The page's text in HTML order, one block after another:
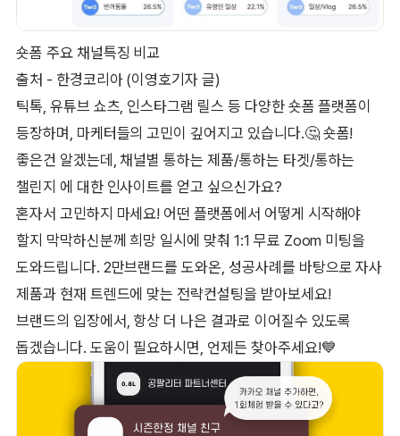
숏폼 주요 채널특징 비교
출처 - 한경코리아 (이영호기자 글)
틱톡, 유튜브 쇼츠, 인스타그램 릴스 등 다양한 숏폼 플랫폼이
등장하며, 마케터들의 고민이 깊어지고 있습니다.🤔 숏폼!
좋은건 알겠는데, 채널별 통하는 제품/통하는 타겟/통하는
챌린지 에 대한 인사이트를 얻고 싶으신가요?
혼자서 고민하지 마세요! 어떤 플랫폼에서 어떻게 시작해야
할지 막막하신분께 희망 일시에 맞춰 1:1 무료 Zoom 미팅을
도와드립니다. 2만브랜드를 도와온, 성공사례를 바탕으로 자사
제품과 현재 트렌드에 맞는 전략컨설팅을 받아보세요!
브랜드의 입장에서, 항상 더 나은 결과로 이어질수 있도록
돕겠습니다. 도움이 필요하시면, 언제든 찾아주세요!💙